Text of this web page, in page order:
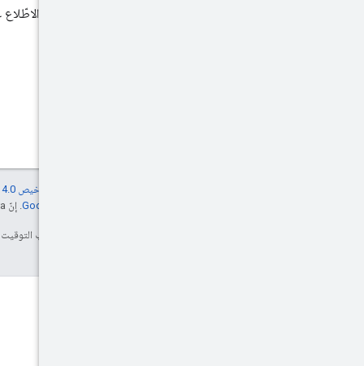
لمزيد من المعلومات، يُرجى
ترخيص Creative Commons Attribution 4.0‏
. إنّ Java هي علامة تجارية مسجَّلة لشركة Oracle و/أو شركائها التابعين.